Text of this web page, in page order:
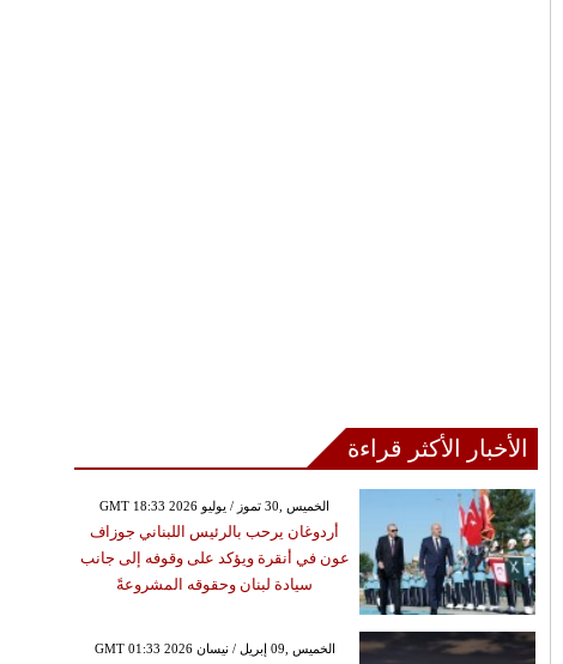
الأخبار الأكثر قراءة
GMT 18:33 2026 الخميس ,30 تموز / يوليو
أردوغان يرحب بالرئيس اللبناني جوزاف
عون في أنقرة ويؤكد على وقوفه إلى جانب
سيادة لبنان وحقوقه المشروعةً
GMT 01:33 2026 الخميس ,09 إبريل / نيسان